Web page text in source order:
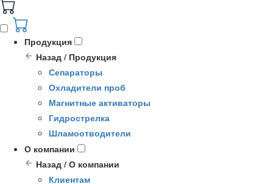
Продукция
Назад / Продукция
Сепараторы
Охладители проб
Магнитные активаторы
Гидрострелка
Шламоотводители
О компании
Назад / О компании
Клиентам